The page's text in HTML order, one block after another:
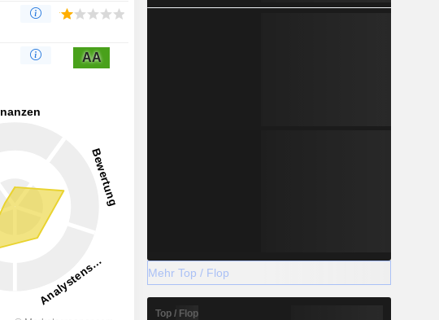
AA
Mehr Top / Flop
Top / Flop